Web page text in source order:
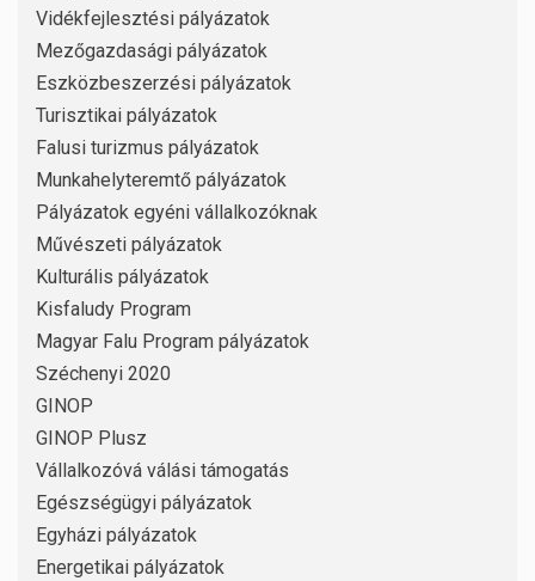
Vidékfejlesztési pályázatok
Mezőgazdasági pályázatok
Eszközbeszerzési pályázatok
Turisztikai pályázatok
Falusi turizmus pályázatok
Munkahelyteremtő pályázatok
Pályázatok egyéni vállalkozóknak
Művészeti pályázatok
Kulturális pályázatok
Kisfaludy Program
Magyar Falu Program pályázatok
Széchenyi 2020
GINOP
GINOP Plusz
Vállalkozóvá válási támogatás
Egészségügyi pályázatok
Egyházi pályázatok
Energetikai pályázatok